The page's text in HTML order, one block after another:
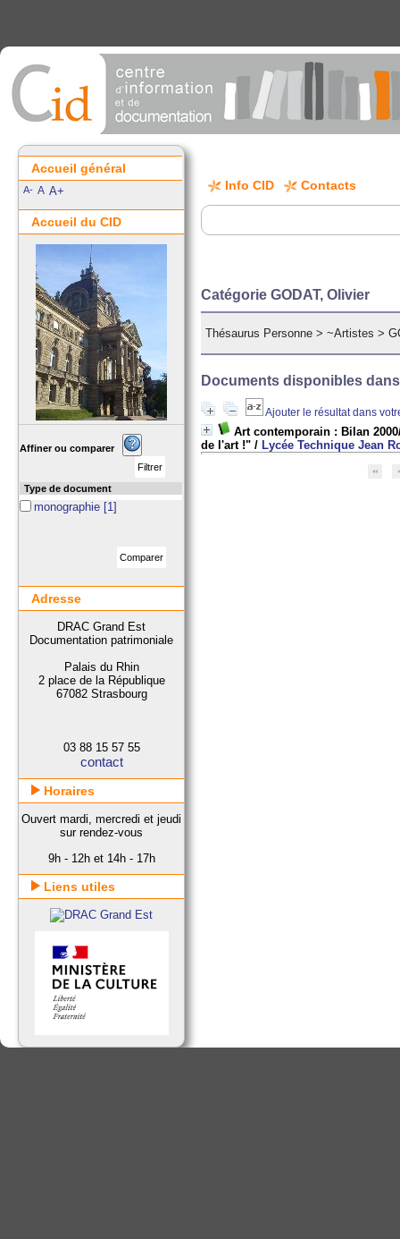
Info CID Contacts
Catégorie GODAT, Olivier
Thésaurus Personne >~Artistes >
Documents disponibles
Ajouter le résultat dans
Art contemporain : Bilan
de l'art !" / Lycée Technique Jean
Accueil général
A- A A+
Accueil du CID
Affiner ou comparer
Type de document
monographie [1]
Adresse
DRAC Grand Est
Documentation patrimoniale
Palais du Rhin
2 place de la République
67082 Strasbourg
03 88 15 57 55
contact
Horaires
Ouvert mardi, mercredi et jeudi
sur rendez-vous
9h - 12h et 14h - 17h
Liens utiles